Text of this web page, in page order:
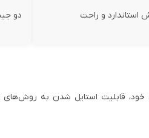
استاندارد و راحت دو
قابلیت استایل شدن به روش‌های